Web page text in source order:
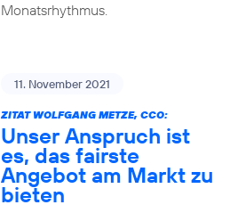
Monatsrhythmus.
11. November 2021
ZITAT WOLFGANG METZE, CCO:
Unser Anspruch ist
es, das fairste
Angebot am Markt zu
bieten